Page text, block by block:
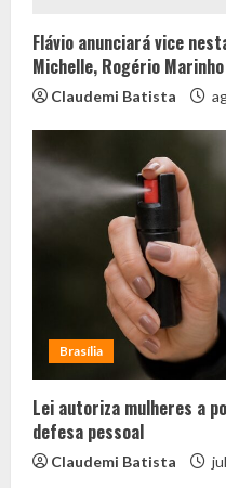
Flávio anunciará vice
Michelle, Rogério
Claudemi Batista
Brasília
Lei autoriza mulheres a
defesa pessoal
Claudemi Batista